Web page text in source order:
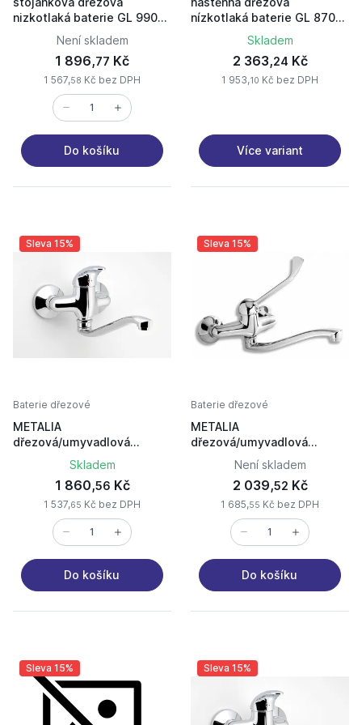
nizkotlaká baterie GL 9900
kohoutková s otočným
ramínkem
Není skladem
1 896,77 Kč
1 567,58 Kč bez DPH
Do košíku
nízkotlaká baterie GL 8700
Skladem
2 363,24 Kč
1 953,10 Kč bez DPH
Více variant
Sleva 15%
Baterie dřezové
METALIA
dřezová/umyvadlová
nástěnná 55070.0 rozteč
150mm chrom
Skladem
1 860,56 Kč
1 537,65 Kč bez DPH
Do košíku
Sleva 15%
Baterie dřezové
METALIA
dřezová/umyvadlová
nástěnná 55070L.0 rozteč
150mm chrom lékařská páka
Není skladem
2 039,52 Kč
1 685,55 Kč bez DPH
Do košíku
Sleva 15% Sleva 15%